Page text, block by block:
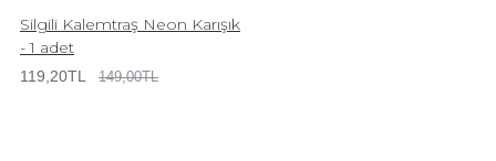
Silgili Kalemtraş Neon Karışık
- 1 adet
119,20TL 149,00TL